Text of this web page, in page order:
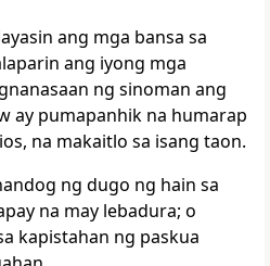
ang mga bansa sa
ang iyong mga
ng sinoman ang
ay pumapanhik na humarap
na makaitlo sa isang taon.
ng dugo ng hain sa
na may lebadura; o
kapistahan ng paskua